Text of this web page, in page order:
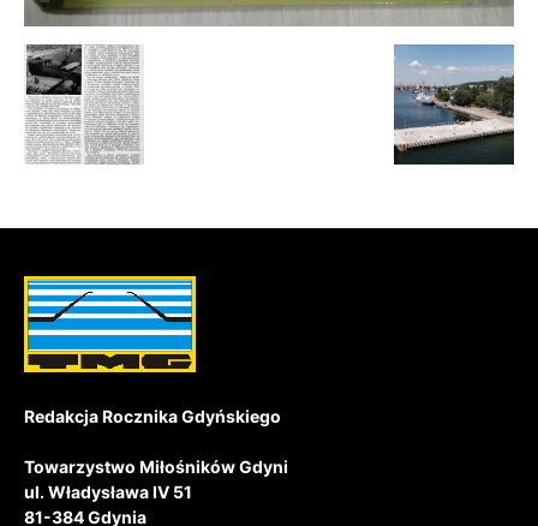
Redakcja Rocznika Gdyńskiego
Towarzystwo Miłośników Gdyni
ul. Władysława IV 51
81-384 Gdynia